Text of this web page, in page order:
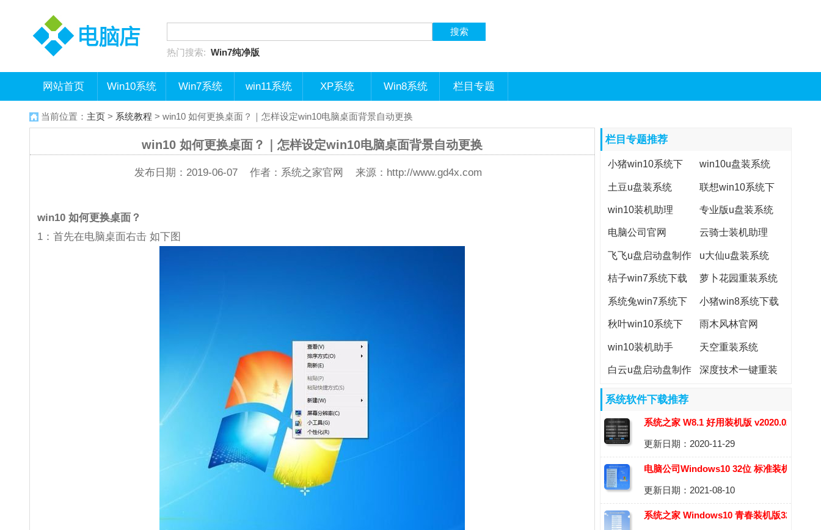
热门搜索: Win7纯净版
网站首页 Win10系统 Win7系统 win11系统 XP系统 Win8系统 栏目专题
当前位置： 主页 > 系统教程 > win10 如何更换桌面？｜怎样设定win10电脑桌面背景自动更换
win10 如何更换桌面？｜怎样设定win10电脑桌面背景自动更换
发布日期：2019-06-07 作者：系统之家官网 来源：http://www.gd4x.com
win10 如何更换桌面？
1：首先在电脑桌面右击 如下图
栏目专题推荐
小猪win10系统下
载
win10u盘装系统
土豆u盘装系统
联想win10系统下
载
win10装机助理 专业版u盘装系统
电脑公司官网 云骑士装机助理
飞飞u盘启动盘制作
工具
u大仙u盘装系统
桔子win7系统下载 萝卜花园重装系统
系统兔win7系统下
载
小猪win8系统下载
秋叶win10系统下
载
雨木风林官网
win10装机助手 天空重装系统
白云u盘启动盘制作
深度技术一键重装
系统软件下载推荐
系统之家 W8.1 好用装机版 v2020.02(64
位)
更新日期：2020-11-29
电脑公司Windows10 32位 标准装机版
2021.09
更新日期：2021-08-10
系统之家 Windows10 青春装机版32位